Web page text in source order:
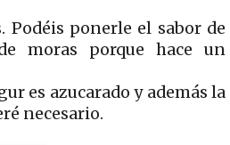
Podéis ponerle el sabor de
moras porque hace un
es azucarado y además la
necesario.